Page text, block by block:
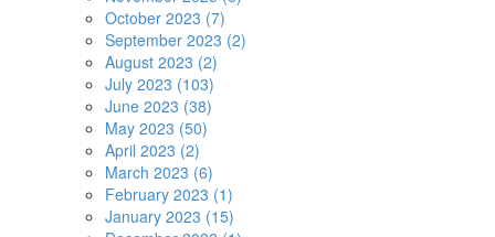
October 2023 (7)
September 2023 (2)
August 2023 (2)
July 2023 (103)
June 2023 (38)
May 2023 (50)
April 2023 (2)
March 2023 (6)
February 2023 (1)
January 2023 (15)